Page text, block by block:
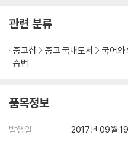
관련 분류
중고샵 중고 국내도서 국어와
습법
품목정보
발행일
2017년 09월